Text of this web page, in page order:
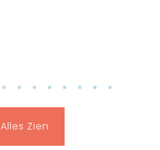
Alles Zien